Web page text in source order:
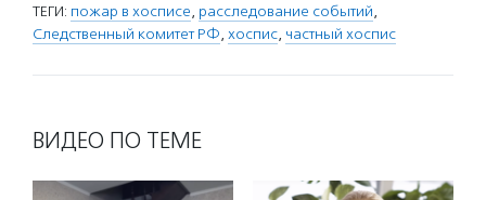
ТЕГИ: пожар в хосписе, расследование событий,
Следственный комитет РФ, хоспис, частный хоспис
ВИДЕО ПО ТЕМЕ